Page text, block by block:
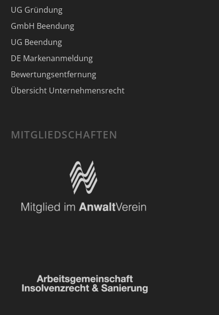
UG Gründung
GmbH Beendung
UG Beendung
DE Markenanmeldung
Bewertungsentfernung
Übersicht Unternehmensrecht
MITGLIEDSCHAFTEN